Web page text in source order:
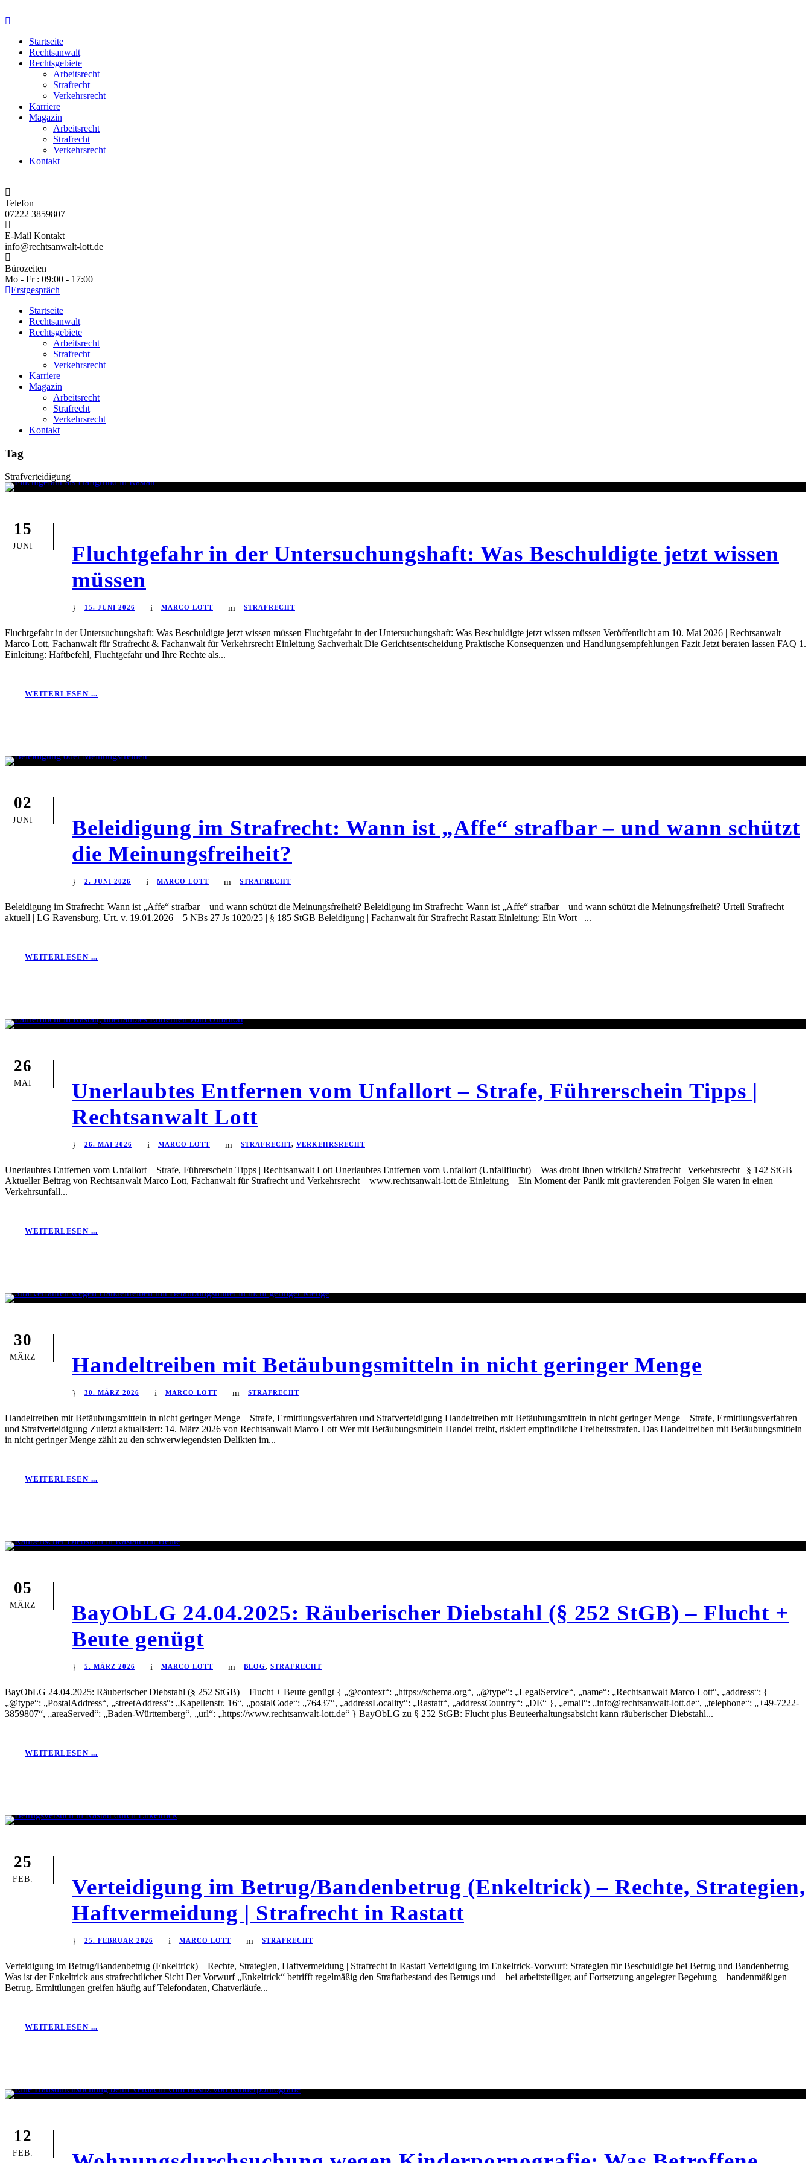
Startseite
Rechtsanwalt
Rechtsgebiete
Arbeitsrecht
Strafrecht
Verkehrsrecht
Karriere
Magazin
Arbeitsrecht
Strafrecht
Verkehrsrecht
Kontakt
Telefon
07222 3859807
E-Mail Kontakt
info@rechtsanwalt-lott.de
Bürozeiten
Mo - Fr : 09:00 - 17:00
Erstgespräch
Startseite
Rechtsanwalt
Rechtsgebiete
Arbeitsrecht
Strafrecht
Verkehrsrecht
Karriere
Magazin
Arbeitsrecht
Strafrecht
Verkehrsrecht
Kontakt
Tag
Strafverteidigung
15
JUNI
Fluchtgefahr in der Untersuchungshaft: Was Beschuldigte jetzt wissen
müssen
15. JUNI 2026 MARCO LOTT STRAFRECHT
Fluchtgefahr in der Untersuchungshaft: Was Beschuldigte jetzt wissen müssen Fluchtgefahr in der Untersuchungshaft: Was Beschuldigte jetzt wissen müssen Veröffentlicht am 10. Mai 2026 | Rechtsanwalt
Marco Lott, Fachanwalt für Strafrecht & Fachanwalt für Verkehrsrecht Einleitung Sachverhalt Die Gerichtsentscheidung Praktische Konsequenzen und Handlungsempfehlungen Fazit Jetzt beraten lassen FAQ 1.
Einleitung: Haftbefehl, Fluchtgefahr und Ihre Rechte als...
WEITERLESEN ...
02
JUNI
Beleidigung im Strafrecht: Wann ist „Affe“ strafbar – und wann schützt
die Meinungsfreiheit?
2. JUNI 2026 MARCO LOTT STRAFRECHT
Beleidigung im Strafrecht: Wann ist „Affe“ strafbar – und wann schützt die Meinungsfreiheit? Beleidigung im Strafrecht: Wann ist „Affe“ strafbar – und wann schützt die Meinungsfreiheit? Urteil Strafrecht
aktuell | LG Ravensburg, Urt. v. 19.01.2026 – 5 NBs 27 Js 1020/25 | § 185 StGB Beleidigung | Fachanwalt für Strafrecht Rastatt Einleitung: Ein Wort –...
WEITERLESEN ...
26
MAI
Unerlaubtes Entfernen vom Unfallort – Strafe, Führerschein Tipps |
Rechtsanwalt Lott
26. MAI 2026 MARCO LOTT STRAFRECHT, VERKEHRSRECHT
Unerlaubtes Entfernen vom Unfallort – Strafe, Führerschein Tipps | Rechtsanwalt Lott Unerlaubtes Entfernen vom Unfallort (Unfallflucht) – Was droht Ihnen wirklich? Strafrecht | Verkehrsrecht | § 142 StGB
Aktueller Beitrag von Rechtsanwalt Marco Lott, Fachanwalt für Strafrecht und Verkehrsrecht – www.rechtsanwalt-lott.de Einleitung – Ein Moment der Panik mit gravierenden Folgen Sie waren in einen
Verkehrsunfall...
WEITERLESEN ...
30
MÄRZ Handeltreiben mit Betäubungsmitteln in nicht geringer Menge
30. MÄRZ 2026 MARCO LOTT STRAFRECHT
Handeltreiben mit Betäubungsmitteln in nicht geringer Menge – Strafe, Ermittlungsverfahren und Strafverteidigung Handeltreiben mit Betäubungsmitteln in nicht geringer Menge – Strafe, Ermittlungsverfahren
und Strafverteidigung Zuletzt aktualisiert: 14. März 2026 von Rechtsanwalt Marco Lott Wer mit Betäubungsmitteln Handel treibt, riskiert empfindliche Freiheitsstrafen. Das Handeltreiben mit Betäubungsmitteln
in nicht geringer Menge zählt zu den schwerwiegendsten Delikten im...
WEITERLESEN ...
05
MÄRZ
BayObLG 24.04.2025: Räuberischer Diebstahl (§ 252 StGB) – Flucht +
Beute genügt
5. MÄRZ 2026 MARCO LOTT BLOG, STRAFRECHT
BayObLG 24.04.2025: Räuberischer Diebstahl (§ 252 StGB) – Flucht + Beute genügt { „@context“: „https://schema.org“, „@type“: „LegalService“, „name“: „Rechtsanwalt Marco Lott“, „address“: {
„@type“: „PostalAddress“, „streetAddress“: „Kapellenstr. 16“, „postalCode“: „76437“, „addressLocality“: „Rastatt“, „addressCountry“: „DE“ }, „email“: „info@rechtsanwalt-lott.de“, „telephone“: „+49-7222-
3859807“, „areaServed“: „Baden-Württemberg“, „url“: „https://www.rechtsanwalt-lott.de“ } BayObLG zu § 252 StGB: Flucht plus Beuteerhaltungsabsicht kann räuberischer Diebstahl...
WEITERLESEN ...
25
FEB.
Verteidigung im Betrug/Bandenbetrug (Enkeltrick) – Rechte, Strategien,
Haftvermeidung | Strafrecht in Rastatt
25. FEBRUAR 2026 MARCO LOTT STRAFRECHT
Verteidigung im Betrug/Bandenbetrug (Enkeltrick) – Rechte, Strategien, Haftvermeidung | Strafrecht in Rastatt Verteidigung im Enkeltrick-Vorwurf: Strategien für Beschuldigte bei Betrug und Bandenbetrug
Was ist der Enkeltrick aus strafrechtlicher Sicht Der Vorwurf „Enkeltrick“ betrifft regelmäßig den Straftatbestand des Betrugs und – bei arbeitsteiliger, auf Fortsetzung angelegter Begehung – bandenmäßigen
Betrug. Ermittlungen greifen häufig auf Telefondaten, Chatverläufe...
WEITERLESEN ...
12
FEB.